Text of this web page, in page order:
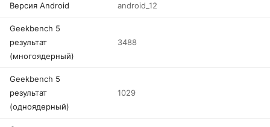
Версия Android android_12
Geekbench 5
результат
(многоядерный)
3488
Geekbench 5
результат
(одноядерный)
1029